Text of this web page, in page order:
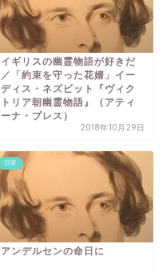
イギリスの幽霊物語が好きだ
／「約束を守った花婿」イー
ディス・ネズビット『ヴィク
トリア朝幽霊物語』（アティ
ーナ・プレス）
2018年10月29日
日常
アンデルセンの命日に